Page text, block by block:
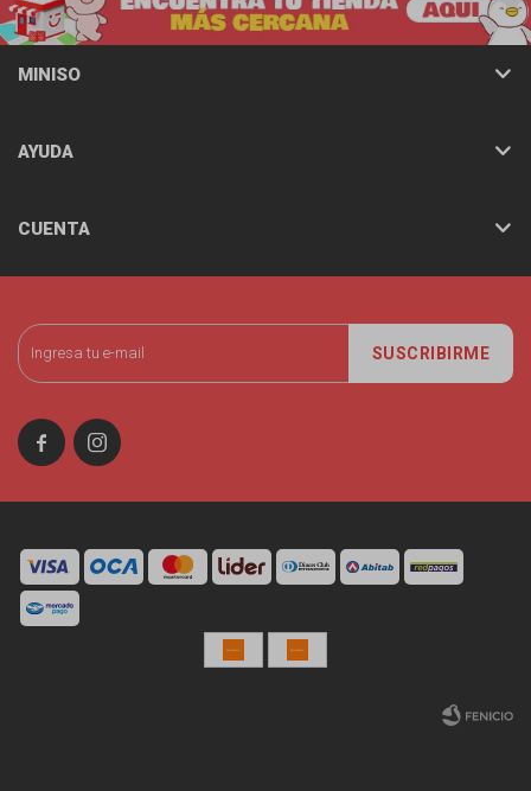
SUSCRIBIRME
 
MINISO
AYUDA
CUENTA